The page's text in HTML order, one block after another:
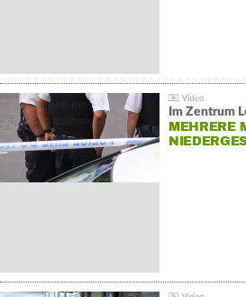
Im Zentrum
MEHRERE